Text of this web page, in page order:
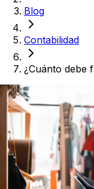
Blog
Contabilidad
¿Cuánto debe